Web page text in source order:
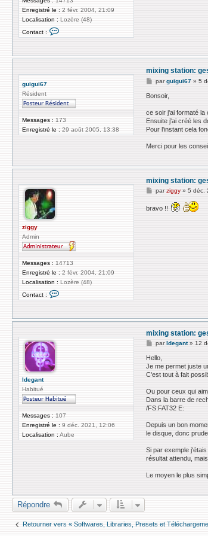
Enregistré le : 2 févr. 2004, 21:09
Localisation : Lozère (48)
Contact :
a
i
g
y
guigui67
Résident
Messages : 173
Enregistré le : 29 août 2005, 13:38
mixing station:
M
s
g
e
parguigui67 »5
Bonsoir,
ce soir j'ai formaté la
Ensuite j'ai créé les
Pour l'instant cela
Merci pour les
ziggy
Admin
Messages : 14713
Enregistré le : 2 févr. 2004, 21:09
Localisation : Lozère (48)
Contact :
a
mixing station:
M
s
parziggy »5 déc.
bravo !!
ldegant
Habitué
Messages : 107
Enregistré le : 9 déc. 2021, 12:06
Localisation : Aube
mixing station:
M
s
s
g
parldegant»12
Hello,
Je me permet juste
C'est tout à fait
Ou pour ceux qui
Dans la barre de
/FS:FAT32 E:
Depuis un bon
le disque, donc
Si par exemple
résultat attendu,
Le moyen le plus
Répondre
Retourner vers « Softwares, Libraries, Presets et